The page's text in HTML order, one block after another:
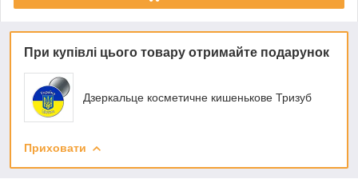
При купівлі цього товару отримайте подарунок
Дзеркальце косметичне кишенькове Тризуб
Приховати